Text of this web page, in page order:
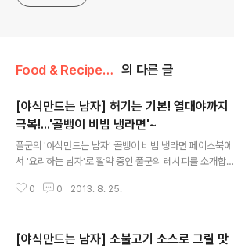
Food & Recipe/풀반장의 쿠킹팁 의 다른 글
[야식만드는 남자] 허기는 기본! 열대야까지
극복!...'골뱅이 비빔 냉라면'~
풀군의 '야식만드는 남자' 골뱅이 비빔 냉라면 페이스북에
서 '요리하는 남자'로 활약 중인 풀군의 레시피를 소개합니
하우와 센스는 발군! 풀군의 '요리하는 남자' 두번째 시리즈
스만점 '야식요리'에 여러분도 도전해보세요. 준비하세요(1
0 0 2013. 8. 25.
[야식만드는 남자] 소불고기 소스로 그릴 맛